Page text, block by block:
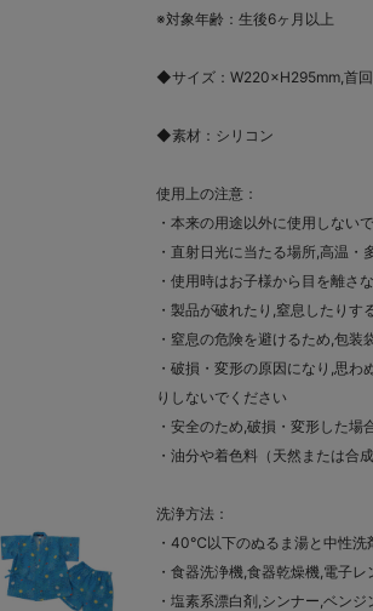
※対象年齢：生後6ヶ月以上
◆サイズ：W220×H295mm,首
◆素材：シリコン
使用上の注意：
・本来の用途以外に使用しない
・直射日光に当たる場所,高温
・使用時はお子様から目を離さ
・製品が破れたり,窒息したり
・窒息の危険を避けるため,包
・破損・変形の原因になり,思
りしないでください
・安全のため,破損・変形した場
・油分や着色料（天然または合
洗浄方法：
・40℃以下のぬるま湯と中性洗
・食器洗浄機,食器乾燥機,電子
・塩素系漂白剤,シンナー,ベン